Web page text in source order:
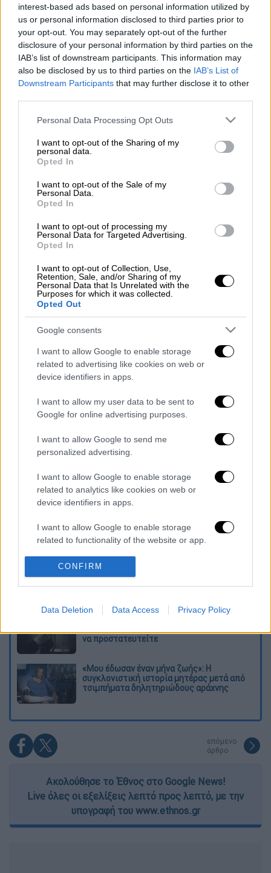
interest-based ads based on personal information utilized by
us or personal information disclosed to third parties prior to
your opt-out. You may separately opt-out of the further
disclosure of your personal information by third parties on the
IAB’s list of downstream participants. This information may
also be disclosed by us to third parties on the IAB’s List of
Downstream Participants that may further disclose it to other
Please note that this website/app uses one or more Google
not limited to your visit or usage behaviour. You may click to
grant or deny consent to Google and its third-party tags to
use your data for below specified purposes in below Google
consent section.
Personal Data Processing Opt Outs
I want to opt-out of the Sharing of my
personal data.
Opted In
I want to opt-out of the Sale of my
Personal Data.
Opted In
I want to opt-out of processing my
Personal Data for Targeted Advertising.
Opted In
I want to opt-out of Collection, Use,
Retention, Sale, and/or Sharing of my
Personal Data that Is Unrelated with the
Purposes for which it was collected.
Opted Out
Google consents
I want to allow Google to enable storage
related to advertising like cookies on web or
device identifiers in apps.
I want to allow my user data to be sent to
Google for online advertising purposes.
I want to allow Google to send me
personalized advertising.
I want to allow Google to enable storage
related to analytics like cookies on web or
device identifiers in apps.
I want to allow Google to enable storage
related to functionality of the website or app.
I want to allow Google to enable storage
related to personalization.
I want to allow Google to enable storage
related to security, including authentication
user protection.
CONFIRM
Data Deletion Data Access Privacy Policy
Προσθέστε το ΕΘΝΟΣ στη Google
Τρεις δεκαετίες μετά την πρώτη του
προβολή, «Το Ρετιρέ» εξακολουθεί να
μαγνητίζει το κοινό. Και, φυσικά, η
Μία από τις παρουσίες που ξεχώρισαν ήταν
η Κλαίρη Κατσαντώνη, η «ωραία Ελένη» του
Ρετιρέ», η οποία αγαπήθηκε ιδιαίτερα από
το κοινό χάρη στη γλυκιά και κομψή
παρουσία της.
Δείτε πώς είναι σήμερα, μ' ένα
διαγράφονται
Διαβάστε ακόμη
«Δεν υπήρξε τεχνικό πρόβλημα»: Τι
κατέθεσαν οι δύο τραυματίες από τη
σύγκρουση των ελικοπτέρων στη Ψάθα
Μακελειό στη Βόρεια Καρολίνα ύστερα από
πυροβολισμούς: Νεκροί και τραυματίες
να προστατευτείτε
«Μου έδωσαν έναν μήνα ζωής»: Η
συγκλονιστική ιστορία μητέρας μετά από
τσιμπήματα δηλητηριώδους αράχνης
επόμενο
άρθρο
Ακολούθησε το Έθνος στο Google News!
Live όλες οι εξελίξεις λεπτό προς λεπτό, με την
υπογραφή του www.ethnos.gr